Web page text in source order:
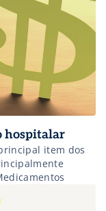
hospitalar
item dos